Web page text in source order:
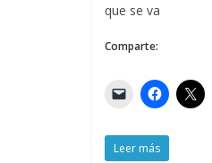
que se va
Comparte:
Leer más